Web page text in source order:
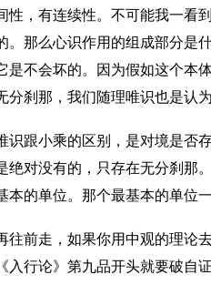
性，有连续性。不可能我一看
。那么心识作用的组成部分是
是不会坏的。因为假如这个本
分刹那，我们随理唯识也是认
识跟小乘的区别，是对境是否
绝对没有的，只存在无分刹那
本的单位。那个最基本的单位
往前走，如果你用中观的理论
入行论》第九品开头就要破自